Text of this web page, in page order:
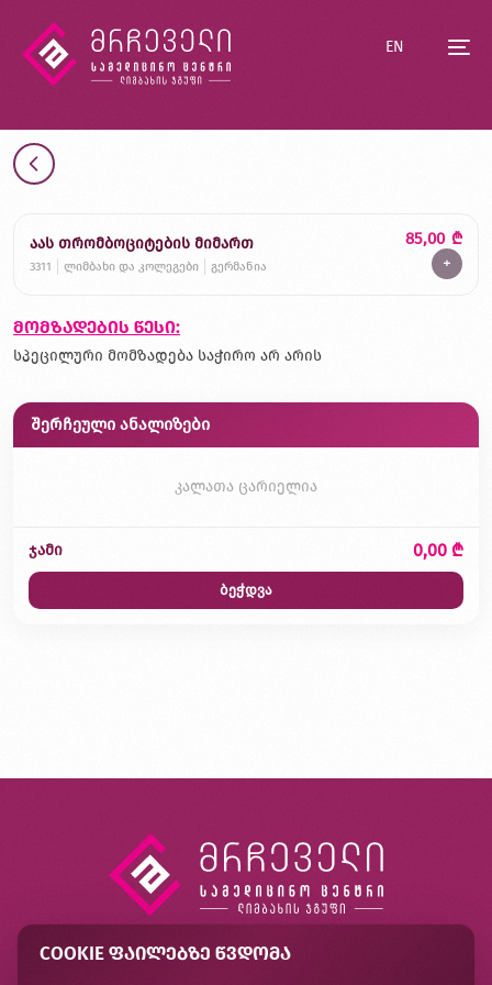
EN
აას თრომბოციტების მიმართ
3311 ლიმბახი და კოლეგები გერმანია
85,00 ₾
+
მომზადების წესი:
სპეცილური მომზადება საჭირო არ არის
შერჩეული ანალიზები
კალათა ცარიელია
ჯამი 0,00 ₾
ბეჭდვა
COOKIE ᲤᲐᲘᲚᲔᲑᲖᲔ ᲬᲕᲓᲝᲛᲐ